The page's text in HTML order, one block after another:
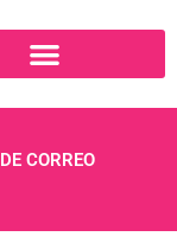
CORREO